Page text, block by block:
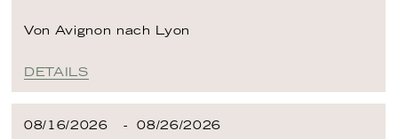
Von Avignon nach Lyon
DETAILS
08/16/2026 08/26/2026